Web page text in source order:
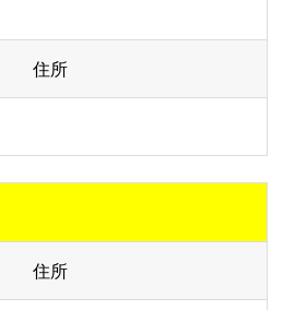
住所
住所